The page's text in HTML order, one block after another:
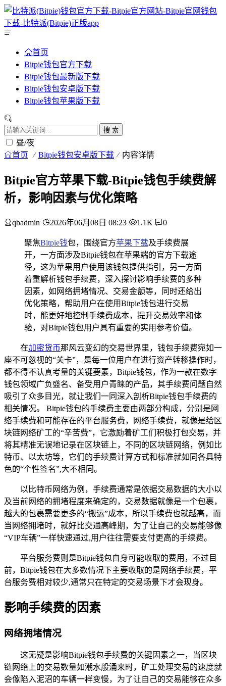
首页
Bitpie钱包官方下载
Bitpie钱包最新版下载
Bitpie钱包安卓版下载
Bitpie钱包苹果版下载
搜 索
昼/夜
首页 Bitpie钱包安卓版下载 内容详情
Bitpie官方苹果下载-Bitpie钱包手续费解
析，影响因素与优化策略
qbadmin 2026年06月08日 08:23 1.1K 0
聚焦Bitpie钱包，围绕官方苹果下载及手续费展
开，一方面涉及Bitpie钱包在苹果端的官方下载途
径，这为苹果用户使用该钱包提供指引，另一方面
着重解析钱包手续费，深入探讨影响手续费的多种
因素，如网络拥堵情况、交易金额等，同时还给出
优化策略，帮助用户在使用Bitpie钱包进行交易
时，能更好地控制手续费成本，提升交易效率和体
验，对Bitpie钱包用户具有重要的实用参考价值。
在加密货币那风云变幻的交易世界里，钱包手续费宛如一
座不可忽视的“关卡”，是每一位用户在进行资产转移操作时，
都不得不认真考量的关键要素，Bitpie钱包，作为一款在数字
钱包领域广负盛名、备受用户青睐的产品，其手续费问题自然
吸引了众多目光，就让我们一同深入剖析Bitpie钱包手续费的
相关情况。 Bitpie钱包的手续费主要由两部分构成，分别是网
络手续费和可能存在的平台服务费，网络手续费，就像是给区
块链网络矿工的“辛苦费”，它激励着矿工们积极打包交易，并
将其精准无误地记录在区块链上，不同的区块链网络，例如比
特币、以太坊等，它们的手续费计算方式和标准就如同各具特
色的“个性签名”,大不相同。
以比特币网络为例，手续费通常是依据交易数据的大小以
及当前网络的拥堵程度来确定的，交易数据就像是一个包裹，
越大的包裹需要更多的“搬运”成本，所以手续费也就越高，而
当网络拥堵时，就好比交通高峰期，为了让自己的交易能够像
“VIP车辆”一样快速通过,用户往往需要支付更高的手续费。
平台服务费则是Bitpie钱包自身可能收取的费用，不过目
前，Bitpie钱包在大多数情况下主要收取的是网络手续费，平
台服务费相对较少,通常只在特定的交易场景下才会现身。
影响手续费的因素
网络拥堵情况
这无疑是影响Bitpie钱包手续费的关键因素之一，当区块
链网络上的交易数量如潮水般涌来时，矿工处理交易的速度就
会像陷入泥沼的车辆一样变慢，为了让自己的交易能够在众多